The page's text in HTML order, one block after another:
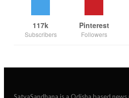
117k
Subscribers
Pinterest
Followers
SatyaSandhana is a Odisha based